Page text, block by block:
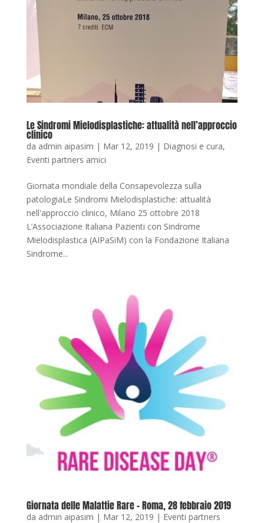
Le Sindromi Mielodisplastiche: attualità nell’approccio
clinico
da admin aipasim | Mar 12, 2019 | Diagnosi e cura,
Eventi partners amici
Giornata mondiale della Consapevolezza sulla
patologiaLe Sindromi Mielodisplastiche: attualità
nell'approccio clinico, Milano 25 ottobre 2018
L’Associazione Italiana Pazienti con Sindrome
Mielodisplastica (AIPaSiM) con la Fondazione Italiana
Sindrome...
Giornata delle Malattie Rare – Roma, 28 febbraio 2019
da admin aipasim | Mar 12, 2019 | Eventi partners